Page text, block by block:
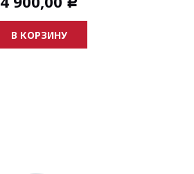
Р
В КОРЗИНУ